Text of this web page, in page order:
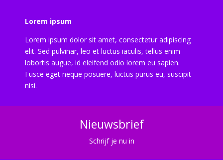
Lorem ipsum
Lorem ipsum dolor sit amet, consectetur adipiscing
elit. Sed pulvinar, leo et luctus iaculis, tellus enim
lobortis augue, id eleifend odio lorem eu sapien.
Fusce eget neque posuere, luctus purus eu, suscipit
nisi.
Nieuwsbrief
Schrijf je nu in